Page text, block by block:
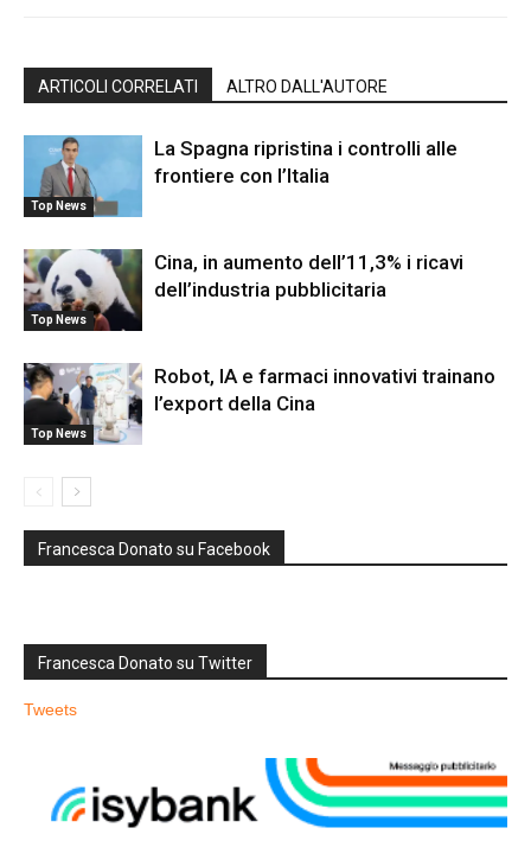
ARTICOLI CORRELATI ALTRO DALL'AUTORE
Top News
La Spagna ripristina i controlli alle
frontiere con l’Italia
Top News
Cina, in aumento dell’11,3% i ricavi
dell’industria pubblicitaria
Top News
Robot, IA e farmaci innovativi trainano
l’export della Cina
Francesca Donato su Facebook
Francesca Donato su Twitter
Tweets